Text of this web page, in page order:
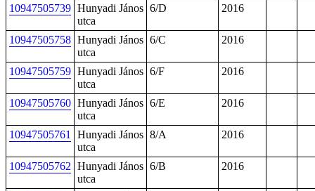
10947505739 Hunyadi János
utca
6/D 2016
10947505758 Hunyadi János
utca
6/C 2016
10947505759 Hunyadi János
utca
6/F 2016
10947505760 Hunyadi János
utca
6/E 2016
10947505761
Hunyadi János
utca
8/A 2016
10947505762 Hunyadi János
utca
6/B 2016